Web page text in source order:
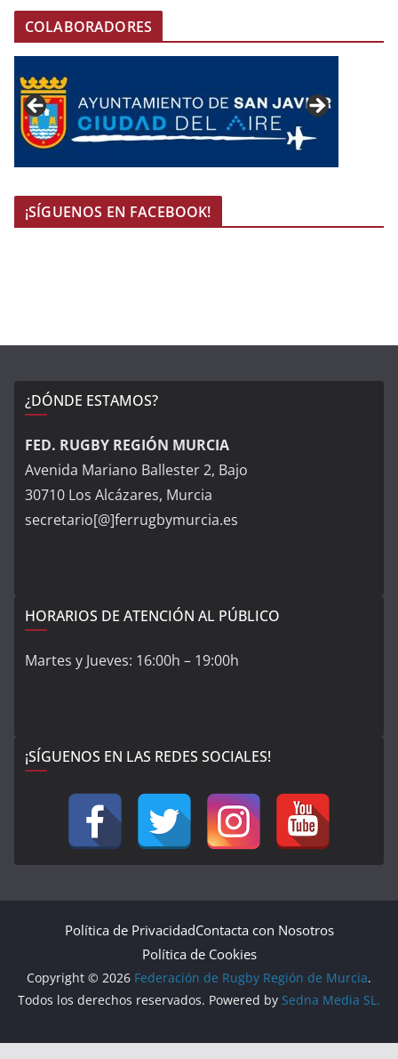
COLABORADORES
¡SÍGUENOS EN FACEBOOK!
¿DÓNDE ESTAMOS?
FED. RUGBY REGIÓN MURCIA
Avenida Mariano Ballester 2, Bajo
30710 Los Alcázares, Murcia
secretario[@]ferrugbymurcia.es
HORARIOS DE ATENCIÓN AL PÚBLICO
Martes y Jueves: 16:00h – 19:00h
¡SÍGUENOS EN LAS REDES SOCIALES!
Política de PrivacidadContacta con Nosotros
Política de Cookies
Copyright © 2026 Federación de Rugby Región de Murcia.
Todos los derechos reservados. Powered by Sedna Media SL.